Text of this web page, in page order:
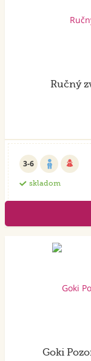
Ručný
3-6
skladom
Goki